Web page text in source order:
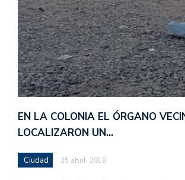
EN LA COLONIA EL ÓRGANO
LOCALIZARON UN…
Ciudad 25 abril, 2018